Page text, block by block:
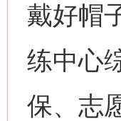
戴好帽
练中心
保、志